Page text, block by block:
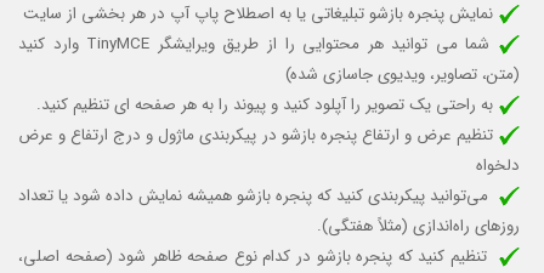
نمایش پنجره بازشو تبلیغاتی یا به اصطلاح پاپ آپ در هر بخشی از سایت
شما می توانید هر محتوایی را از طریق ویرایشگر TinyMCE وارد کنید
(متن، تصاویر، ویدیوی جاسازی شده)
به راحتی یک تصویر را آپلود کنید و پیوند را به هر صفحه ای تنظیم کنید.
تنظیم عرض و ارتفاع پنجره بازشو در پیکربندی ماژول و درج ارتفاع و عرض
دلخواه
می‌توانید پیکربندی کنید که پنجره بازشو همیشه نمایش داده شود یا تعداد
روزهای راه‌اندازی (مثلاً هفتگی).
تنظیم کنید که پنجره بازشو در کدام نوع صفحه ظاهر شود (صفحه اصلی،